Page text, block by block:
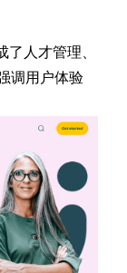
人才管理、
调用户体验